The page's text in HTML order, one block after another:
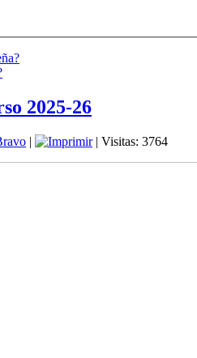
2025-26
|
| Visitas: 3764